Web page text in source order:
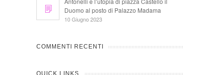
Duomo al posto di Palazzo Madama
10 Giugno 2023
COMMENTI RECENTI
QUICK LINKS